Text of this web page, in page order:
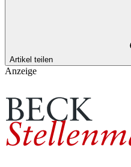
Artikel teilen
Anzeige